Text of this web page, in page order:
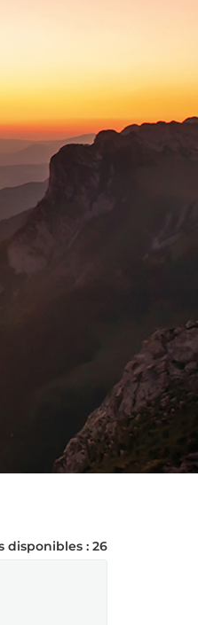
disponibles : 26